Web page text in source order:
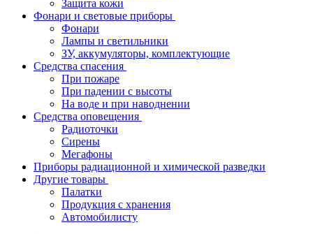
Защита кожи
Фонари и световые приборы
Фонари
Лампы и светильники
ЗУ, аккумуляторы, комплектующие
Средства спасения
При пожаре
При падении с высоты
На воде и при наводнении
Средства оповещения
Радиоточки
Сирены
Мегафоны
Приборы радиационной и химической разведки
Другие товары
Палатки
Продукция с хранения
Автомобилисту